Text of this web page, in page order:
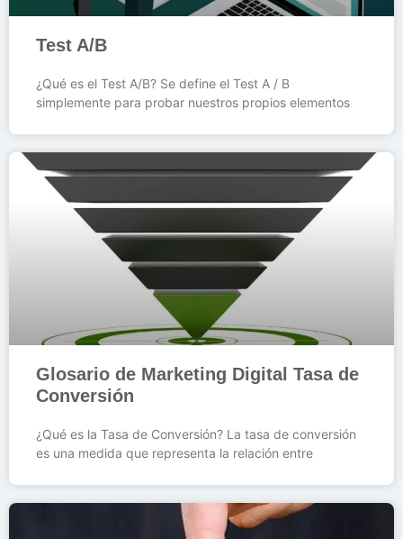
Test A/B
¿Qué es el Test A/B? Se define el Test A / B
simplemente para probar nuestros propios elementos
Glosario de Marketing Digital Tasa de
Conversión
¿Qué es la Tasa de Conversión? La tasa de conversión
es una medida que representa la relación entre